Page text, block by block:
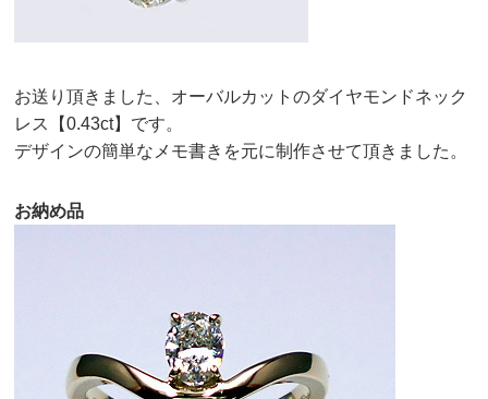
お送り頂きました、オーバルカットのダイヤモンドネック
レス【0.43ct】です。
デザインの簡単なメモ書きを元に制作させて頂きました。
お納め品